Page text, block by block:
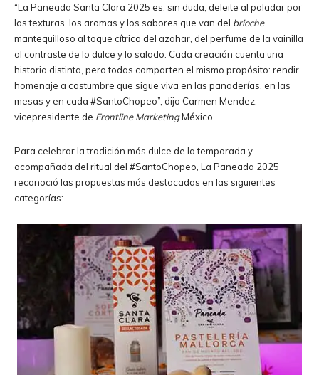
“La Paneada Santa Clara 2025 es, sin duda, deleite al paladar por
las texturas, los aromas y los sabores que van del brioche
mantequilloso al toque cítrico del azahar, del perfume de la vainilla
al contraste de lo dulce y lo salado. Cada creación cuenta una
historia distinta, pero todas comparten el mismo propósito: rendir
homenaje a costumbre que sigue viva en las panaderías, en las
mesas y en cada #SantoChopeo”, dijo Carmen Mendez,
vicepresidente de Frontline MarketingMéxico.
Para celebrar la tradición más dulce de la temporada y
acompañada del ritual del #SantoChopeo, La Paneada 2025
reconoció las propuestas más destacadas en las siguientes
categorías: